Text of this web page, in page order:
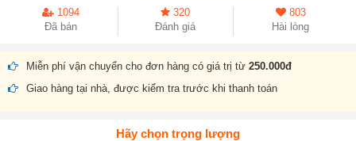
1094
Đã bán
320
Đánh giá
803
Hài lòng
Miễn phí vận chuyển cho đơn hàng có giá trị từ 250.000đ
Giao hàng tại nhà, được kiểm tra trước khi thanh toán
Hãy chọn trọng lượng